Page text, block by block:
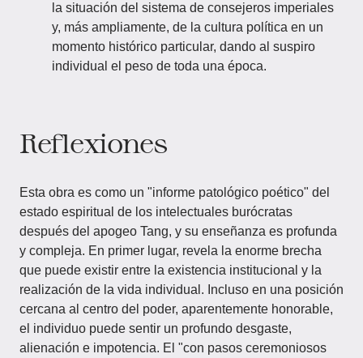
la situación del sistema de consejeros imperiales
y, más ampliamente, de la cultura política en un
momento histórico particular, dando al suspiro
individual el peso de toda una época.
Reflexiones
Esta obra es como un "informe patológico poético" del
estado espiritual de los intelectuales burócratas
después del apogeo Tang, y su enseñanza es profunda
y compleja. En primer lugar, revela la enorme brecha
que puede existir entre la existencia institucional y la
realización de la vida individual. Incluso en una posición
cercana al centro del poder, aparentemente honorable,
el individuo puede sentir un profundo desgaste,
alienación e impotencia. El "con pasos ceremoniosos